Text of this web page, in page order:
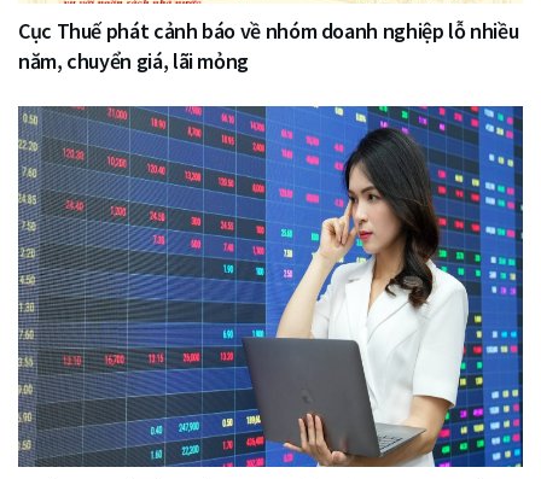
Cục Thuế phát cảnh báo về nhóm doanh nghiệp lỗ nhiều
năm, chuyển giá, lãi mỏng